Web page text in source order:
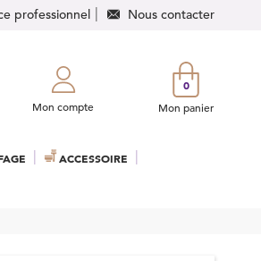
professionnel Nous contacter
Mon compte
0
Mon panier
ACCESSOIRE